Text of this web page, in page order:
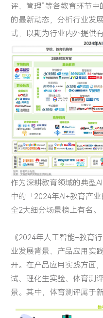
核心技术
深瞳政务超融合一体机
深瞳 AIPC 天工·墨刃
深入行业场景，将核心
领先的数字化解决方案
四方镜运营智算解决方案
金砖安防智算解决方案
体育健康
深瞳体育阳光跑解决方案
客户案例
以持续可信赖的服务，赋
智慧金融
体育健康
资源中心
资源中心
关注AI科技最新动向，分
资料下载
视频中心
Glint-MVT
关于我们
关于我们
赋能智慧管理，引导健
关于我们
新闻中心
投资者关系
投资者关系
致力于为股东创造更大价
最新公告
联系方式
评、管理”等各教育环节
的最新动态，分析行业发
式，以期为行业内外提供
作为深耕教育领域的典型
中的「2024年AI+教育产
全2大细分场景榜上有名。
《2024年人工智能+教育
业发展背景、产品应用实
开。在产品应用实践方面
试、理化生实验、体育测
景。其中，体育测评属于